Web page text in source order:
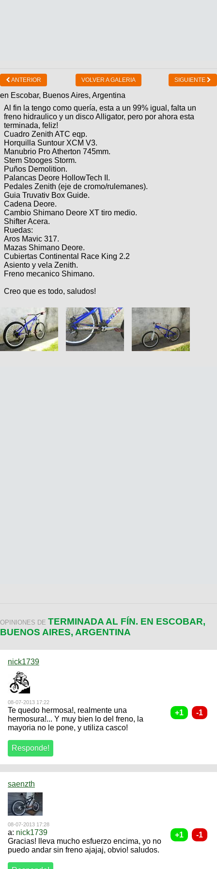
ANTERIOR VOLVER A GALERIA SIGUIENTE
en Escobar, Buenos Aires, Argentina
Al fin la tengo como quería, esta a un 99% igual, falta un
freno hidraulico y un disco Alligator, pero por ahora esta
terminada, feliz!
Cuadro Zenith ATC eqp.
Horquilla Suntour XCM V3.
Manubrio Pro Atherton 745mm.
Stem Stooges Storm.
Puños Demolition.
Palancas Deore HollowTech II.
Pedales Zenith (eje de cromo/rulemanes).
Guia Truvativ Box Guide.
Cadena Deore.
Cambio Shimano Deore XT tiro medio.
Shifter Acera.
Ruedas:
Aros Mavic 317.
Mazas Shimano Deore.
Cubiertas Continental Race King 2.2
Asiento y vela Zenith.
Freno mecanico Shimano.
Creo que es todo, saludos!
OPINIONES DE TERMINADA AL FÍN. EN ESCOBAR,
BUENOS AIRES, ARGENTINA
nick1739
08-07-2013 17:22
Te quedo hermosa!, realmente una
hermosura!... Y muy bien lo del freno, la
mayoria no le pone, y utiliza casco!
saenzth
08-07-2013 17:28
a: nick1739
Gracias! lleva mucho esfuerzo encima, yo no
puedo andar sin freno ajajaj, obvio! saludos.